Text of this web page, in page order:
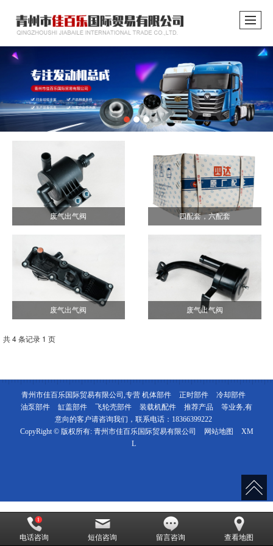
废气出气阀 四配套，六配套
废气出气阀 废气出气阀
共 4 条记录 1 页
青州市佳百乐国际贸易有限公司,专营 机体部件 正时部件
冷却部件
油泵部件
缸盖部件 飞轮壳部件 装载机配件 推荐产品
等业务,有
意向的客户请咨询我们，联系电话： 18366399222
CopyRight © 版权所有: 青州市佳百乐国际贸易有限公司 网站地图
XM
L
电话咨询 短信咨询 留言咨询 查看地图